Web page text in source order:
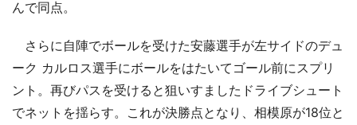
んで同点。
さらに自陣でボールを受けた安藤選手が左サイドのデュ
ーク カルロス選手にボールをはたいてゴール前にスプリ
ント。再びパスを受けると狙いすましたドライブシュート
でネットを揺らす。これが決勝点となり、相模原が18位と